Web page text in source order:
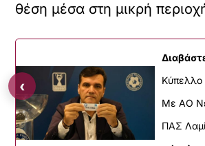
θέση μέσα στη μικρή
Kύπελλο
Με AO
ΠΑΣ
‹